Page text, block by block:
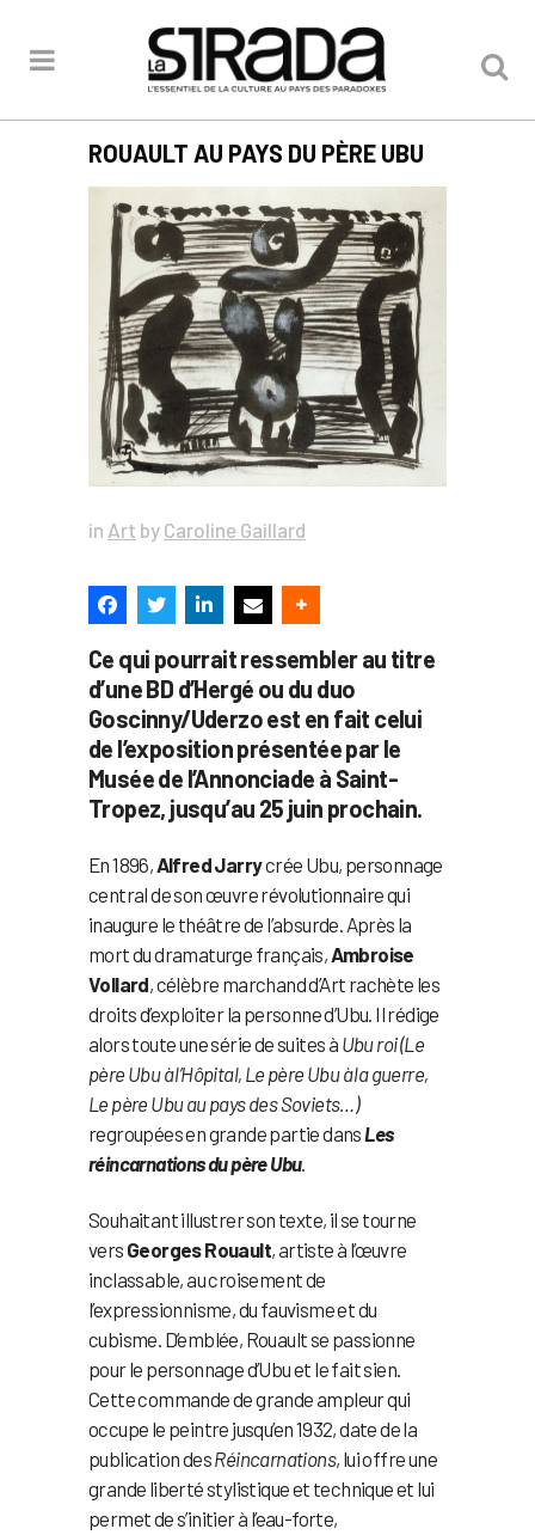
ROUAULT AU PAYS DU PÈRE UBU
in Art by Caroline Gaillard
Ce qui pourrait ressembler au titre
d’une BD d’Hergé ou du duo
Goscinny/Uderzo est en fait celui
de l’exposition présentée par le
Musée de l’Annonciade à Saint-
Tropez, jusqu’au 25 juin prochain.
En 1896,Alfred Jarrycrée Ubu, personnage
central de son œuvre révolutionnaire qui
inaugure le théâtre de l’absurde. Après la
mort du dramaturge français,Ambroise
Vollard, célèbre marchand d’Art rachète les
droits d’exploiter la personne d’Ubu. Il rédige
alors toute une série de suites à Ubu roi (Le
père Ubu à l’Hôpital, Le père Ubu à la guerre,
Le père Ubu au pays des Soviets…)
regroupées en grande partie dansLes
réincarnations du père Ubu.
Souhaitant illustrer son texte, il se tourne
vers Georges Rouault, artiste à l’œuvre
inclassable, au croisement de
l’expressionnisme, du fauvisme et du
cubisme. D’emblée, Rouault se passionne
pour le personnage d’Ubu et le fait sien.
Cette commande de grande ampleur qui
occupe le peintre jusqu’en 1932, date de la
publication desRéincarnations, lui offre une
grande liberté stylistique et technique et lui
permet de s’initier à l’eau-forte,